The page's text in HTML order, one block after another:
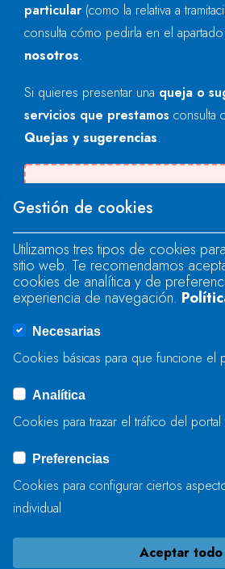
particular (como la relativa a
consulta cómo pedirla en el apartado
nosotros.
Si quieres presentar una queja o
servicios que prestamos consulta
Quejas y sugerencias.
"text".
Se produjo un error al
"text".
Se produjo un error al
ENVIAR
Gestión de cookies
Utilizamos tres tipos de cookies
sitio web. Te recomendamos
cookies de analítica y de
experiencia de navegación.
Necesarias
Cookies básicas para que funcione el
Analítica
Cookies para trazar el tráfico del portal
Preferencias
Cookies para configurar ciertos
individual
Aceptar todo